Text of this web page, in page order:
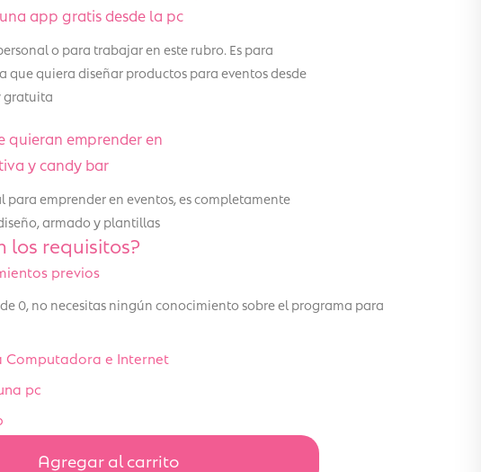
app gratis desde la pc
o para trabajar en este rubro. Es para
que quiera diseñar productos para eventos desde
gratuita
quieran emprender en
y candy bar
para emprender en eventos, es completamente
armado y plantillas
los requisitos?
previos
0, no necesitas ningún conocimiento sobre el programa para
Computadora e Internet
pc
Agregar al carrito